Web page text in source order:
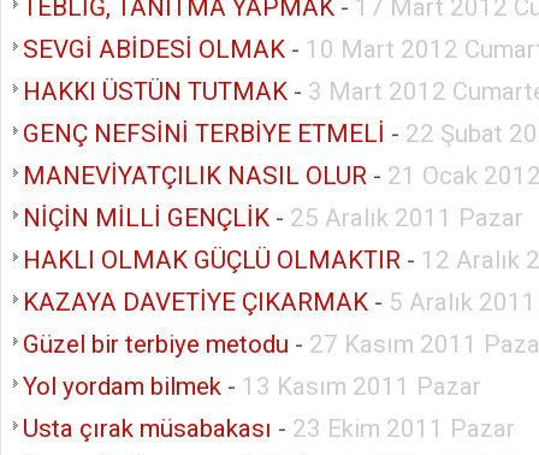
TEBLİĞ, TANITMA YAPMAK - 17 Mart 2012
SEVGİ ABİDESİ OLMAK - 10 Mart 2012
HAKKI ÜSTÜN TUTMAK - 3 Mart 2012
GENÇ NEFSİNİ TERBİYE ETMELİ - 22 Şubat
MANEVİYATÇILIK NASIL OLUR - 21 Ocak
NİÇİN MİLLİ GENÇLİK - 25 Aralık 2011 Pazar
HAKLI OLMAK GÜÇLÜ OLMAKTIR - 12 Aralık
KAZAYA DAVETİYE ÇIKARMAK - 5 Aralık
Güzel bir terbiye metodu - 27 Kasım 2011
Yol yordam bilmek - 13 Kasım 2011 Pazar
Usta çırak müsabakası - 23 Ekim 2011 Pazar